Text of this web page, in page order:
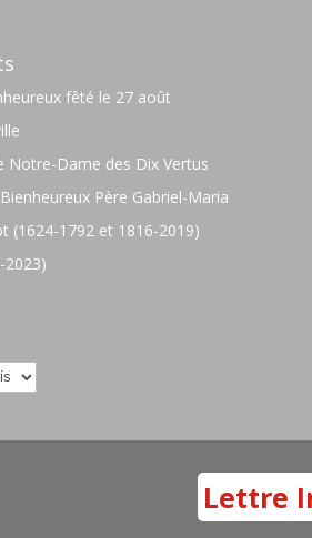
fêté le 27 août
Notre-Dame des Dix Vertus
Père Gabriel-Maria
(1624-1792 et 1816-2019)
2023)
Lettre